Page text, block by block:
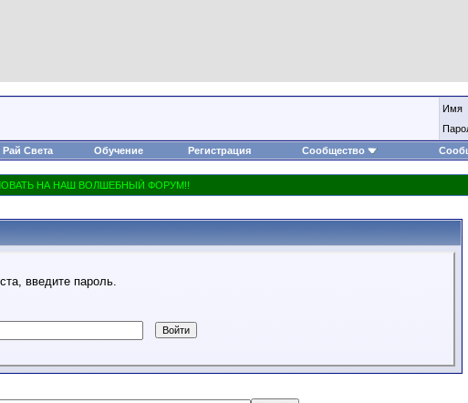
Имя
Рай Света Обучение Регистрация Сообщество
введите пароль.